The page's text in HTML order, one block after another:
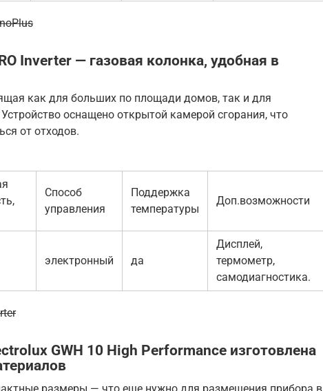
Inverter — газовая колонка, удобная в
как для больших по площади домов, так и для
оснащено открытой камерой сгорания, что
от отходов.
Способ
управления
Поддержка
температуры
Доп.возможности
электронный да
Дисплей,
термометр,
самодиагностика.
GWH 10 High Performance изготовлена